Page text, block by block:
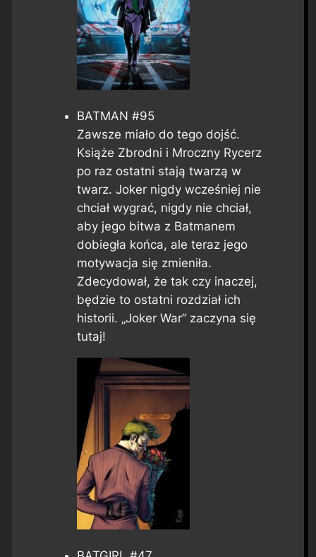
BATMAN #95
Zawsze miało do tego dojść.
Książe Zbrodni i Mroczny Rycerz
po raz ostatni stają twarzą w
twarz. Joker nigdy wcześniej nie
chciał wygrać, nigdy nie chciał,
aby jego bitwa z Batmanem
dobiegła końca, ale teraz jego
motywacja się zmieniła.
Zdecydował, że tak czy inaczej,
będzie to ostatni rozdział ich
historii. „Joker War” zaczyna się
tutaj!